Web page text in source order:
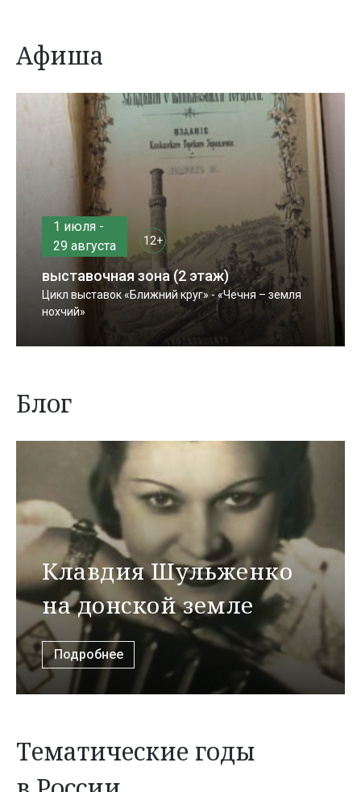
Афиша
1 июля -
29 августа
12+
выставочная зона (2 этаж)
Цикл выставок «Ближний круг» - «Чечня – земля
нохчий»
Блог
Клавдия Шульженко
на донской земле
Подробнее
Тематические годы